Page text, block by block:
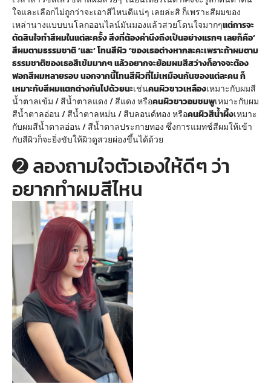
ใจและเลือกไม่ถูกว่าจะเอาสีไหนดีแน่ๆ เลยล่ะสิ ก็เพราะสีผมของ
เหล่านางแบบบนโลกออนไลน์มันมองแล้วสวยโดนใจมากๆแต่การจะ
ตัดสินใจทำสีผมในแต่ละครั้ง สิ่งที่ต้องคำนึงถึงเป็นอย่างแรกๆ เลยก็คือ‘
สีผมตามธรรมชาติ ’และ‘ โทนสีผิว ’ของเธอต่างหากละคะเพราะถ้าผมตาม
ธรรมชาติของเธอสีเข้มมากๆ แล้วอยากจะย้อมผมสีสว่างก็อาจจะต้อง
ฟอกสีผมหลายรอบ นอกจากนี้โทนสีผิวที่ไม่เหมือนกันของแต่ละคน ก็
เหมาะกับสีผมแตกต่างกันไปด้วยนะเช่นคนผิวขาวเหลืองเหมาะกับผมสี
น้ำตาลเข้ม / สีน้ำตาลแดง / สีแดง หรือคนผิวขาวอมชมพูเหมาะกับผม
สีน้ำตาลอ่อน / สีน้ำตาลหม่น / สีบลอนด์ทอง หรือคนผิวสีน้ำผึ้งเหมาะ
กับผมสีน้ำตาลอ่อน / สีน้ำตาลประกายทอง ซึ่งการแมทช์สีผมให้เข้า
กับสีผิวก็จะยิ่งขับให้ผิวดูสวยผ่องขึ้นได้ด้วย
➋ ลองถามใจตัวเองให้ดีๆ ว่า
อยากทำผมสีไหน